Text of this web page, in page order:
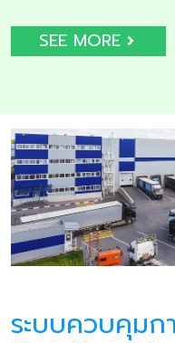
SEE MORE
ระบบควบคุมก